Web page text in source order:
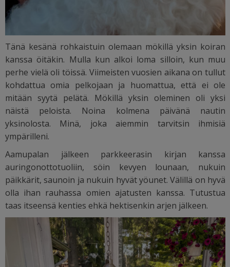
Tänä kesänä rohkaistuin olemaan mökillä yksin koiran
kanssa öitäkin. Mulla kun alkoi loma silloin, kun muu
perhe vielä oli töissä. Viimeisten vuosien aikana on tullut
kohdattua omia pelkojaan ja huomattua, että ei ole
mitään syytä pelätä. Mökillä yksin oleminen oli yksi
näistä peloista. Noina kolmena päivänä nautin
yksinolosta. Minä, joka aiemmin tarvitsin ihmisiä
ympärilleni.
Aamupalan jälkeen parkkeerasin kirjan kanssa
auringonottotuoliin, söin kevyen lounaan, nukuin
päikkärit, saunoin ja nukuin hyvät yöunet. Välillä on hyvä
olla ihan rauhassa omien ajatusten kanssa. Tutustua
taas itseensä kenties ehkä hektisenkin arjen jälkeen.